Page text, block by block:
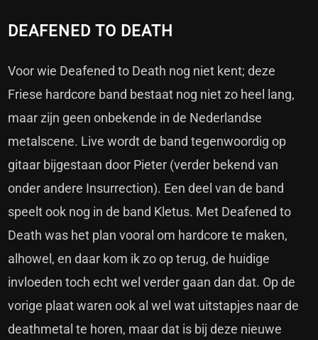
DEAFENED TO DEATH
Voor wie Deafened to Death nog niet kent; deze
Friese hardcore band bestaat nog niet zo heel lang,
maar zijn geen onbekende in de Nederlandse
metalscene. Live wordt de band tegenwoordig op
gitaar bijgestaan door Pieter (verder bekend van
onder andere Insurrection). Een deel van de band
speelt ook nog in de band Kletus. Met Deafened to
Death was het plan vooral om hardcore te maken,
alhowel, en daar kom ik zo op terug, de huidige
invloeden toch echt wel verder gaan dan dat. Op de
vorige plaat waren ook al wel wat uitstapjes naar de
deathmetal te horen, maar dat is bij deze nieuwe